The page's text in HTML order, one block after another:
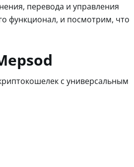
перевода и управления
функционал, и посмотрим, что
с универсальным